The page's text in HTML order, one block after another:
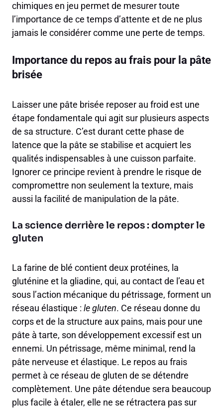
chimiques en jeu permet de mesurer toute
l’importance de ce temps d’attente et de ne plus
jamais le considérer comme une perte de temps.
Importance du repos au frais pour la pâte
brisée
Laisser une pâte brisée reposer au froid est une
étape fondamentale qui agit sur plusieurs aspects
de sa structure. C’est durant cette phase de
latence que la pâte se stabilise et acquiert les
qualités indispensables à une cuisson parfaite.
Ignorer ce principe revient à prendre le risque de
compromettre non seulement la texture, mais
aussi la facilité de manipulation de la pâte.
La science derrière le repos : dompter le
gluten
La farine de blé contient deux protéines, la
gluténine et la gliadine, qui, au contact de l’eau et
sous l’action mécanique du pétrissage, forment un
réseau élastique : le gluten. Ce réseau donne du
corps et de la structure aux pains, mais pour une
pâte à tarte, son développement excessif est un
ennemi. Un pétrissage, même minimal, rend la
pâte nerveuse et élastique. Le repos au frais
permet à ce réseau de gluten de se détendre
complètement. Une pâte détendue sera beaucoup
plus facile à étaler, elle ne se rétractera pas sur